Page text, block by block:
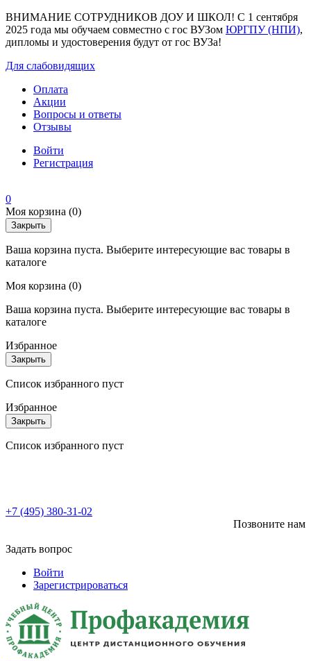
ВНИМАНИЕ СОТРУДНИКОВ ДОУ И ШКОЛ! С 1 сентября
2025 года мы обучаем совместно с гос ВУЗом ЮРГПУ (НПИ),
дипломы и удостоверения будут от гос ВУЗа!
Для слабовидящих
Оплата
Акции
Вопросы и ответы
Отзывы
Войти
Регистрация
0
Моя корзина (0)
Закрыть
Ваша корзина пуста. Выберите интересующие вас товары в
каталоге
Моя корзина (0)
Ваша корзина пуста. Выберите интересующие вас товары в
каталоге
Избранное
Закрыть
Список избранного пуст
Избранное
Закрыть
Список избранного пуст
+7 (495) 380-31-02
Позвоните нам
Задать вопрос
Войти
Зарегистрироваться